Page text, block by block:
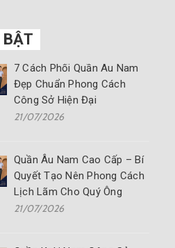
BẬT
7 Cách Phối Quần Âu Nam
Đẹp Chuẩn Phong Cách
Công Sở Hiện Đại
21/07/2026
Quần Âu Nam Cao Cấp – Bí
Quyết Tạo Nên Phong Cách
Lịch Lãm Cho Quý Ông
21/07/2026